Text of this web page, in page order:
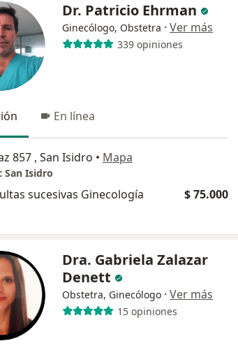
Dr. Patricio Ehrman
Ginecólogo, Obstetra · Ver más
339 opiniones
En línea
857 , San Isidro • Mapa
San Isidro
sucesivas Ginecología $ 75.000
Dra. Gabriela Zalazar
Denett
Obstetra, Ginecólogo · Ver más
15 opiniones